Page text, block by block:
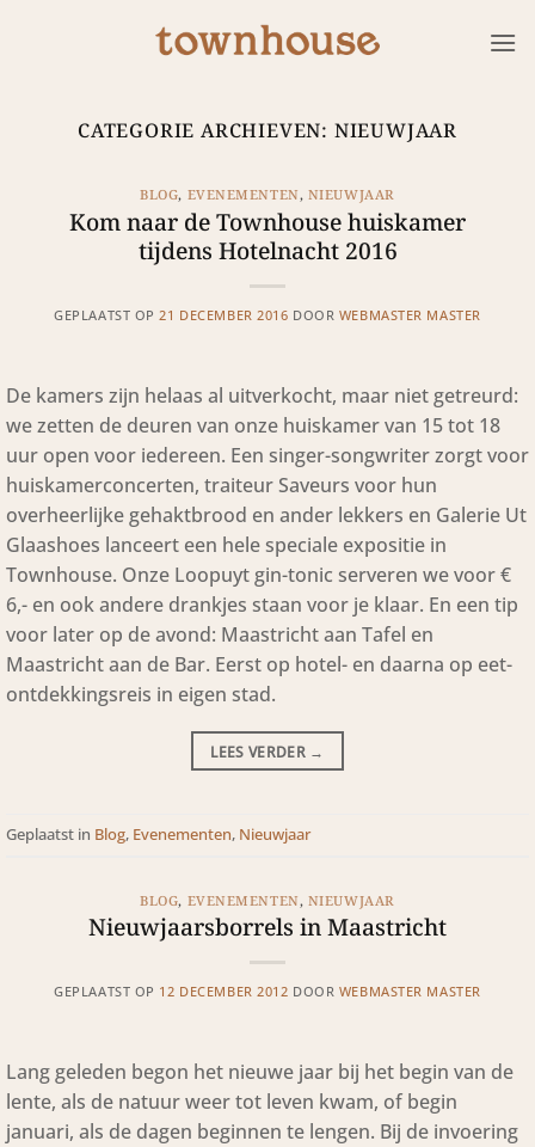
CATEGORIE ARCHIEVEN: NIEUWJAAR
BLOG, EVENEMENTEN, NIEUWJAAR
Kom naar de Townhouse huiskamer
tijdens Hotelnacht 2016
GEPLAATST OP 21 DECEMBER 2016 DOOR WEBMASTER MASTER
De kamers zijn helaas al uitverkocht, maar niet getreurd:
we zetten de deuren van onze huiskamer van 15 tot 18
uur open voor iedereen. Een singer-songwriter zorgt voor
huiskamerconcerten, traiteur Saveurs voor hun
overheerlijke gehaktbrood en ander lekkers en Galerie Ut
Glaashoes lanceert een hele speciale expositie in
Townhouse. Onze Loopuyt gin-tonic serveren we voor €
6,- en ook andere drankjes staan voor je klaar. En een tip
voor later op de avond: Maastricht aan Tafel en
Maastricht aan de Bar. Eerst op hotel- en daarna op eet-
ontdekkingsreis in eigen stad.
LEES VERDER →
Geplaatst in Blog, Evenementen, Nieuwjaar
BLOG, EVENEMENTEN , NIEUWJAAR
Nieuwjaarsborrels in Maastricht
GEPLAATST OP 12 DECEMBER 2012 DOOR WEBMASTER MASTER
Lang geleden begon het nieuwe jaar bij het begin van de
lente, als de natuur weer tot leven kwam, of begin
januari, als de dagen beginnen te lengen. Bij de invoering